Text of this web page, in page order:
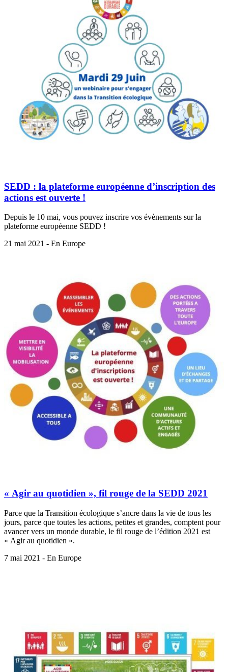
SEDD : la plateforme européenne d’inscription des
actions est ouverte !
Depuis le 10 mai, vous pouvez inscrire vos évènements sur la
plateforme européenne SEDD !
21 mai 2021 - En Europe
« Agir au quotidien », fil rouge de la SEDD 2021
Parce que la Transition écologique s’ancre dans la vie de tous les
jours, parce que toutes les actions, petites et grandes, comptent pour
avancer vers un monde durable, le fil rouge de l’édition 2021 est
« Agir au quotidien ».
7 mai 2021 - En Europe